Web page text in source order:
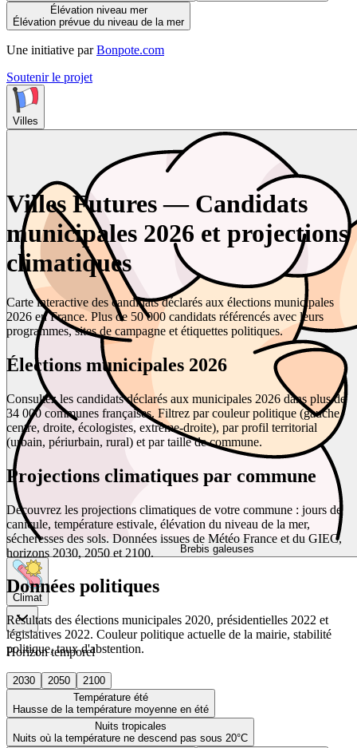
Élévation niveau mer
Élévation prévue du niveau de la mer
Une initiative par Bonpote.com
Soutenir le projet
Villes
Brebis galeuses
Climat
Horizon temporel
2030 2050
2100
Température été
Hausse de la température moyenne en été
Nuits tropicales
Nuits où la température ne descend pas sous 20°C
Villes Futures — Candidats
municipales 2026 et projections
climatiques
Carte interactive des candidats déclarés aux élections municipales
2026 en France. Plus de 50 000 candidats référencés avec leurs
programmes, sites de campagne et étiquettes politiques.
Élections municipales 2026
Consultez les candidats déclarés aux municipales 2026 dans plus de
34 000 communes françaises. Filtrez par couleur politique (gauche,
centre, droite, écologistes, extrême-droite), par profil territorial
(urbain, périurbain, rural) et par taille de commune.
Projections climatiques par commune
Découvrez les projections climatiques de votre commune : jours de
canicule, température estivale, élévation du niveau de la mer,
sécheresses des sols. Données issues de Météo France et du GIEC,
horizons 2030, 2050 et 2100.
Données politiques
Résultats des élections municipales 2020, présidentielles 2022 et
législatives 2022. Couleur politique actuelle de la mairie, stabilité
politique, taux d'abstention.